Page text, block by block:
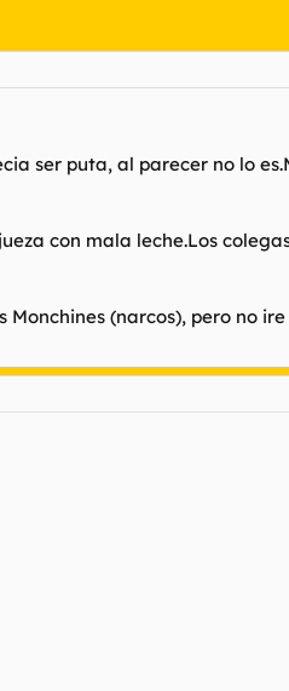
ser puta, al parecer no lo
con mala leche.Los
(narcos), pero no